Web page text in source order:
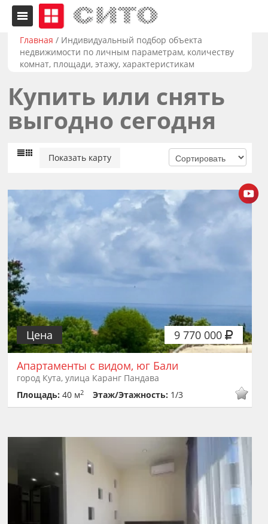
Главная / Индивидуальный подбор объекта
недвижимости по личным параметрам, количеству
комнат, площади, этажу, характеристикам
Купить или снять
выгодно сегодня
Показать карту
9 770 000
Цена
Апартаменты с видом, юг Бали
город Кута, улица Каранг Пандава
Площадь:40 м2 Этаж/Этажность: 1/3